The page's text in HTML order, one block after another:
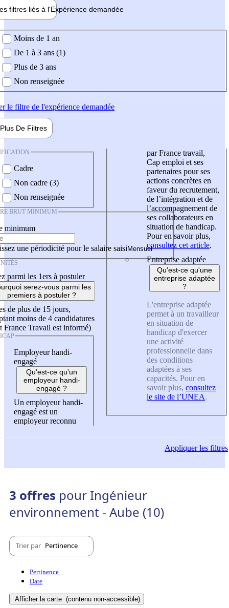
filtres liés à l'Expérience demandée
demandée
Moins de 1 an
De 1 à 3 ans (1)
Plus de 3 ans
Non renseignée
le filtre de l'expérience demandée
Plus De Filtres
Cadre
Non cadre (3)
Non renseignée
BRUT MINIMUM
minimum
une périodicité pour le salaire saisi
parmi les 1ers à postuler
serez-vous parmi les
premiers à postuler ?
de plus de 15 jours,
moins de 4 candidatures
France Travail est informé)
Employeur handi-
engagé
Qu'est-ce qu'un
employeur handi-
engagé ?
Un employeur handi-
engagé est un
employeur reconnu
par France travail,
Cap emploi et ses
partenaires pour ses
actions concrètes en
faveur du recrutement,
de l’intégration et de
l’accompagnement de
ses collaborateurs en
situation de handicap.
Pour en savoir plus,
consultez cet article.
Entreprise adaptée
Qu'est-ce qu'une
entreprise adaptée
?
L'entreprise adaptée
permet à un travailleur
en situation de
handicap d'exercer
une activité
professionnelle dans
des conditions
adaptées à ses
capacités. Pour en
savoir plus, consultez
le site de l’UNEA.
Appliquerles filtres
3 offres pour Ingénieur
environnement - Aube (10)
Trier par Pertinence
Pertinence
Date
Afficher la carte (contenu non-accessible)